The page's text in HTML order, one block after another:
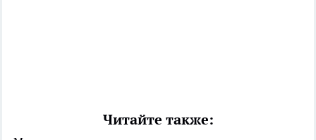
Читайте также: